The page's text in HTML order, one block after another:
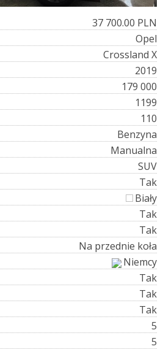
37 700.00 PLN
Opel
Crossland X
2019
179 000
1199
110
Benzyna
Manualna
SUV
Tak
Biały
Tak
Tak
Na przednie koła
Niemcy
Tak
Tak
Tak
5
5